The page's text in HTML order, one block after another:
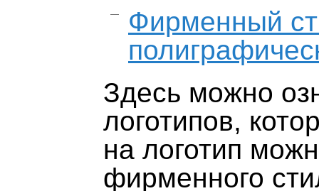
Фирменный
Здесь можно
логотипов,
на логотип
фирменного